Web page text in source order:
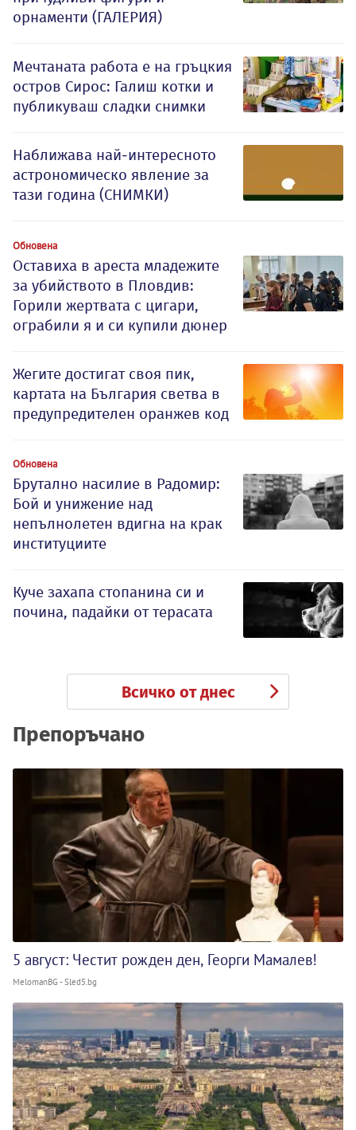
орнаменти (ГАЛЕРИЯ)
Мечтаната работа е на гръцкия
остров Сирос: Галиш котки и
публикуваш сладки снимки
Наближава най-интересното
астрономическо явление за
тази година (СНИМКИ)
Обновена
Оставиха в ареста младежите
за убийството в Пловдив:
Горили жертвата с цигари,
ограбили я и си купили дюнер
Жегите достигат своя пик,
картата на България светва в
предупредителен оранжев код
Обновена
Брутално насилие в Радомир:
Бой и унижение над
непълнолетен вдигна на крак
институциите
Куче захапа стопанина си и
почина, падайки от терасата
Всичко от днес
Препоръчано
5 август: Честит рожден ден, Георги Мамалев!
MelomanBG - Sled5.bg